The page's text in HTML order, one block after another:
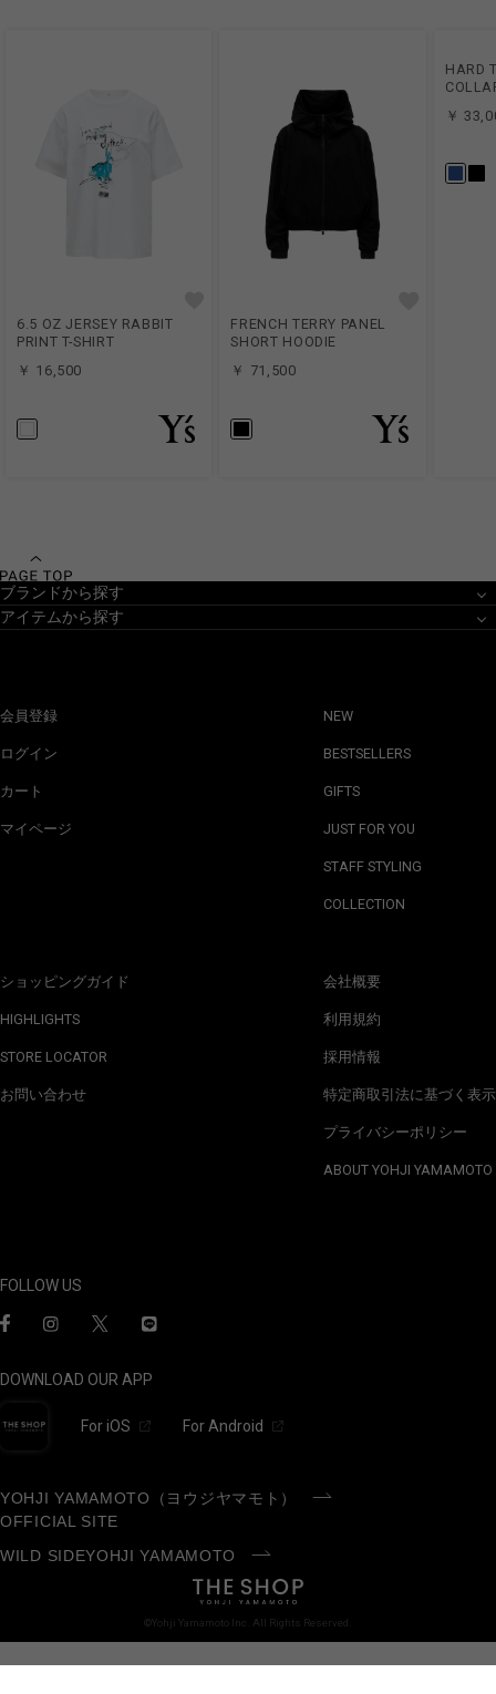
6.5 OZ JERSEY RABBIT
PRINT T-SHIRT
￥ 16,500
FRENCH TERRY PANEL
SHORT HOODIE
￥ 71,500
HARD
￥
ブランドから探す
アイテムから探す
会員登録
ログイン
カート
マイページ
ショッピングガイド
HIGHLIGHTS
STORE LOCATOR
お問い合わせ
NEW
BESTSELLERS
GIFTS
JUST FOR YOU
STAFF STYLING
COLLECTION
会社概要
利用規約
採用情報
特定商取引法に基づく表示
プライバシーポリシー
ABOUT YOHJI YAMAMOTO
FOLLOW US
DOWNLOAD OUR APP
For iOS For Android
YOHJI YAMAMOTO（ヨウジヤマモト）
OFFICIAL SITE
WILD SIDEYOHJI YAMAMOTO
©Yohji Yamamoto Inc. All Rights Reserved.